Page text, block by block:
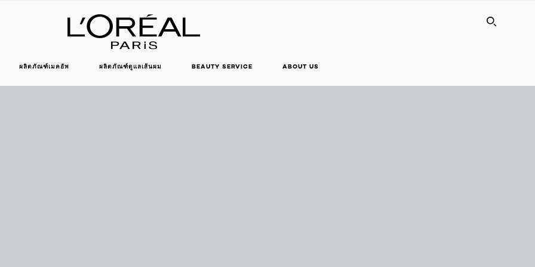
ผลิตภัณฑ์เมคอัพ ผลิตภัณฑ์ดูแลเส้นผม BEAUTY SERVICE ABOUT US